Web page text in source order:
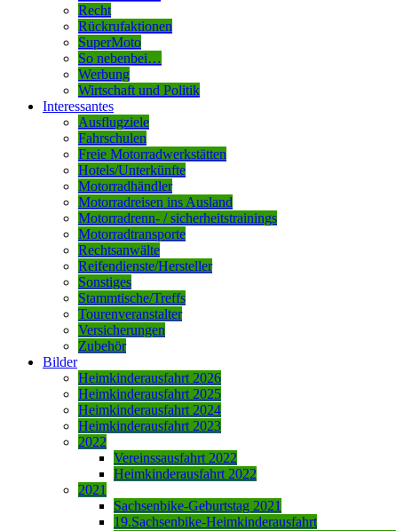
Recht
Rückrufaktionen
SuperMoto
So nebenbei…
Werbung
Wirtschaft und Politik
Interessantes
Ausflugziele
Fahrschulen
Freie Motorradwerkstätten
Hotels/Unterkünfte
Motorradhändler
Motorradreisen ins Ausland
Motorradrenn- / sicherheitstrainings
Motorradtransporte
Rechtsanwälte
Reifendienste/Hersteller
Sonstiges
Stammtische/Treffs
Tourenveranstalter
Versicherungen
Zubehör
Bilder
Heimkinderausfahrt 2026
Heimkinderausfahrt 2025
Heimkinderausfahrt 2024
Heimkinderausfahrt 2023
2022
Vereinssausfahrt 2022
Heimkinderausfahrt 2022
2021
Sachsenbike-Geburtstag 2021
19.Sachsenbike-Heimkinderausfahrt